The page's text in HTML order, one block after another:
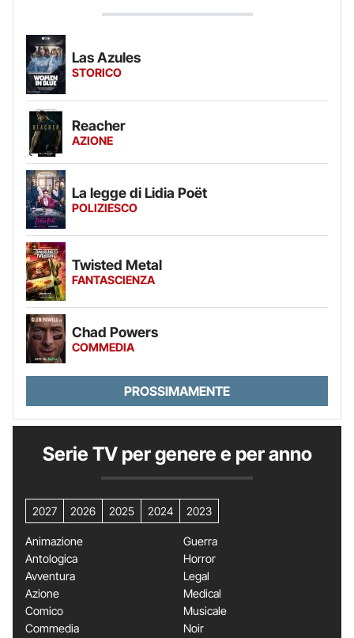
Las Azules
STORICO
Reacher
AZIONE
La legge di Lidia Poët
POLIZIESCO
Twisted Metal
FANTASCIENZA
Chad Powers
COMMEDIA
PROSSIMAMENTE
Serie TV per genere e per anno
2027 2026 2025 2024 2023
Animazione
Antologica
Avventura
Azione
Comico
Commedia
Guerra
Horror
Legal
Medical
Musicale
Noir